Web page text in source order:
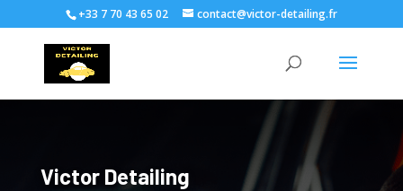
+33 7 70 43 65 02 contact@victor-detailing.fr
Victor Detailing